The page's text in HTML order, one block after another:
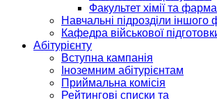
Факультет хімії та
Навчальні підрозділи іншого
Кафедра військової
Абітурієнту
Вступна кампанія
Іноземним абітурієнтам
Приймальна комісія
Рейтингові списки та